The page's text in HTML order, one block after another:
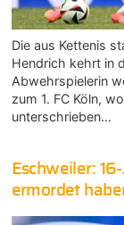
Die aus Kettenis
Hendrich kehrt in
Abwehrspielerin
zum 1. FC Köln,
unterschrieben…
Eschweiler:
ermordet